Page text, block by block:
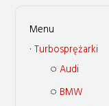
Turbosprężarki
Audi
BMW